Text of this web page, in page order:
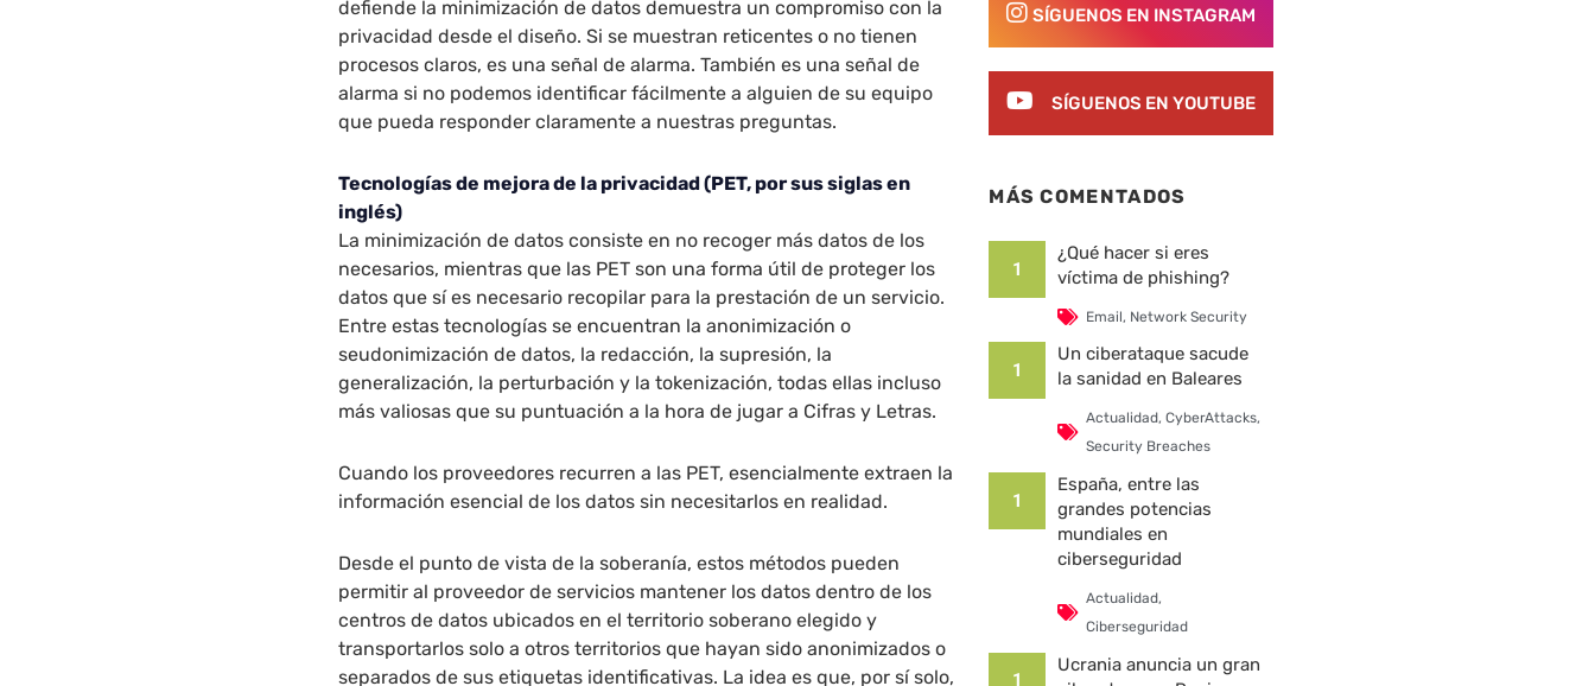
defiende la minimización de datos demuestra un compromiso con la
privacidad desde el diseño. Si se muestran reticentes o no tienen
procesos claros, es una señal de alarma. También es una señal de
alarma si no podemos identificar fácilmente a alguien de su equipo
que pueda responder claramente a nuestras preguntas.
Tecnologías de mejora de la privacidad (PET, por sus siglas en
inglés)
La minimización de datos consiste en no recoger más datos de los
necesarios, mientras que las PET son una forma útil de proteger los
datos que sí es necesario recopilar para la prestación de un servicio.
Entre estas tecnologías se encuentran la anonimización o
seudonimización de datos, la redacción, la supresión, la
generalización, la perturbación y la tokenización, todas ellas incluso
más valiosas que su puntuación a la hora de jugar a Cifras y Letras.
Cuando los proveedores recurren a las PET, esencialmente extraen la
información esencial de los datos sin necesitarlos en realidad.
Desde el punto de vista de la soberanía, estos métodos pueden
permitir al proveedor de servicios mantener los datos dentro de los
centros de datos ubicados en el territorio soberano elegido y
transportarlos solo a otros territorios que hayan sido anonimizados o
separados de sus etiquetas identificativas. La idea es que, por sí solo,
SÍGUENOS EN INSTAGRAM
SÍGUENOS EN YOUTUBE
MÁS COMENTADOS
1
¿Qué hacer si eres
víctima de phishing?
Email, Network Security
1
Un ciberataque sacude
la sanidad en Baleares
Actualidad, CyberAttacks,
Security Breaches
1
España, entre las
grandes potencias
mundiales en
ciberseguridad
Actualidad,
Ciberseguridad
1
Ucrania anuncia un gran